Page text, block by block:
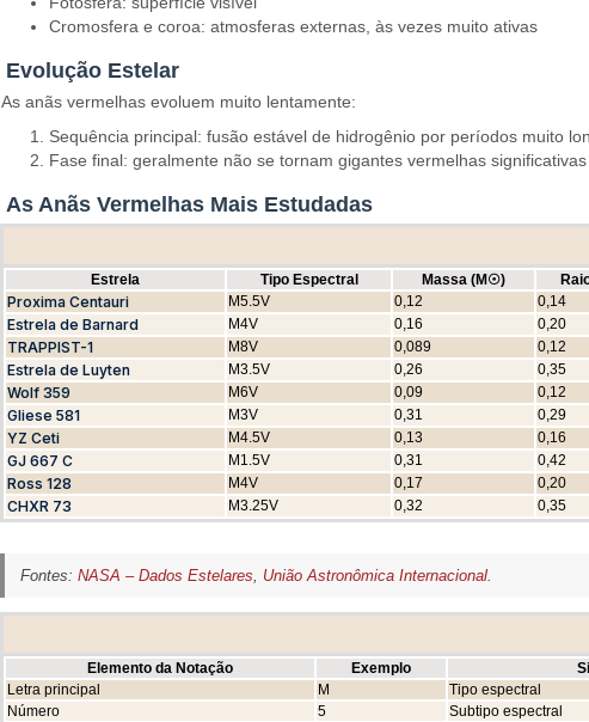
Cromosfera e coroa: atmosferas externas, às vezes muito ativas
Evolução Estelar
As anãs vermelhas evoluem muito lentamente:
Sequência principal: fusão estável de hidrogênio por períodos muito
Fase final: geralmente não se tornam gigantes vermelhas
As Anãs Vermelhas Mais Estudadas
Estrela Tipo Espectral Massa (M☉)
Proxima Centauri M5.5V 0,12 0,14
Estrela de Barnard M4V 0,16 0,20
TRAPPIST-1 M8V 0,089 0,12
Estrela de Luyten M3.5V 0,26 0,35
Wolf 359 M6V 0,09 0,12
Gliese 581 M3V 0,31 0,29
YZ Ceti M4.5V 0,13 0,16
GJ 667 C M1.5V 0,31 0,42
Ross 128 M4V 0,17 0,20
CHXR 73 M3.25V 0,32 0,35
Fontes: NASA – Dados Estelares União Astronômica Internacional.
Elemento da Notação Exemplo
Letra principal
M Tipo espectral
Número
5 Subtipo espectral